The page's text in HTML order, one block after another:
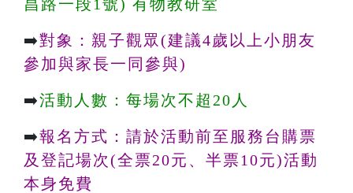
昌路一段1號) 有物教研室
➡️對象：親子觀眾(建議4歲以上小朋友
參加與家長一同參與)
➡️活動人數：每場次不超20人
➡️報名方式：請於活動前至服務台購票
及登記場次(全票20元、半票10元)活動
本身免費